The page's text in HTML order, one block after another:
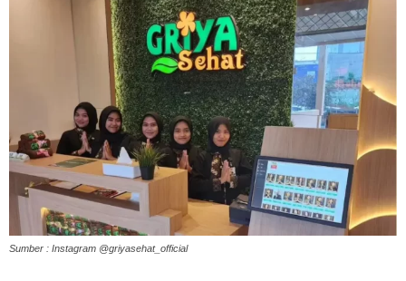
Sumber : Instagram @griyasehat_official